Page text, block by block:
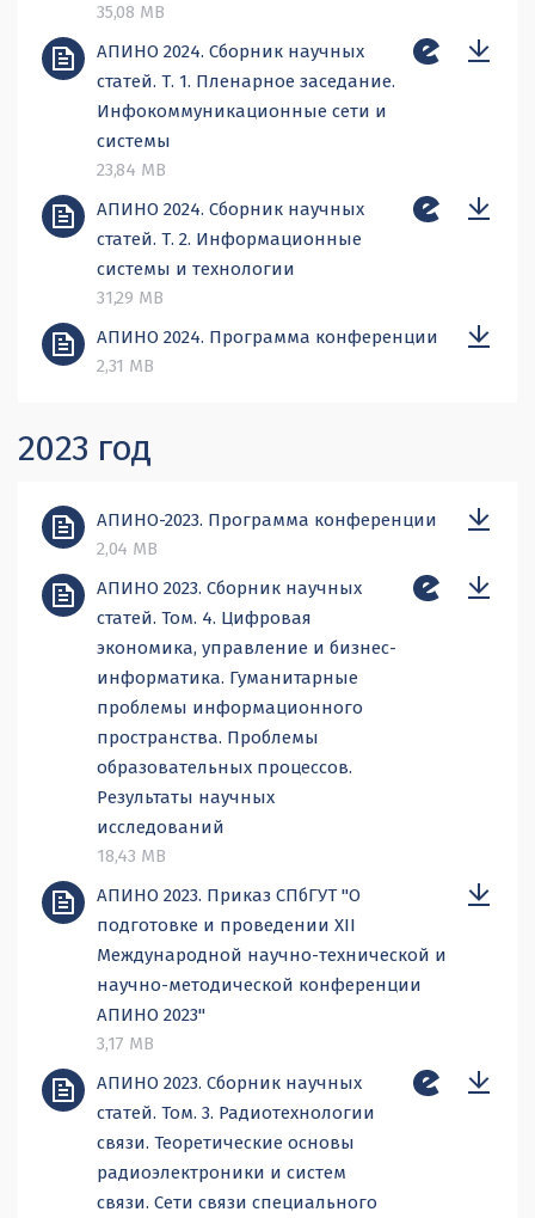
35,08 MB
АПИНО 2024. Сборник научных
статей. Т. 1. Пленарное заседание.
Инфокоммуникационные сети и
системы
23,84 MB
АПИНО 2024. Сборник научных
статей. Т. 2. Информационные
системы и технологии
31,29 MB
АПИНО 2024. Программа конференции
2,31 MB
2023 год
АПИНО-2023. Программа конференции
2,04 MB
АПИНО 2023. Сборник научных
статей. Том. 4. Цифровая
экономика, управление и бизнес-
информатика. Гуманитарные
проблемы информационного
пространства. Проблемы
образовательных процессов.
Результаты научных
исследований
18,43 MB
АПИНО 2023. Приказ СПбГУТ "О
подготовке и проведении XII
Международной научно-технической и
научно-методической конференции
АПИНО 2023"
3,17 MB
АПИНО 2023. Сборник научных
статей. Том. 3. Радиотехнологии
связи. Теоретические основы
радиоэлектроники и систем
связи. Сети связи специального